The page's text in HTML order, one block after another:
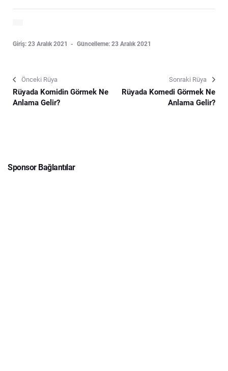
Giriş: 23 Aralık 2021 Güncelleme: 23 Aralık 2021
Önceki Rüya
Rüyada Komidin Görmek Ne
Anlama Gelir?
Sonraki Rüya
Rüyada Komedi Görmek Ne
Anlama Gelir?
Sponsor Bağlantılar